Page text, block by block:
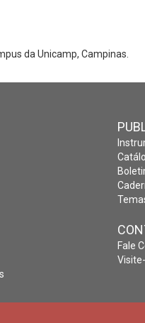
da Unicamp, Campinas.
Fale